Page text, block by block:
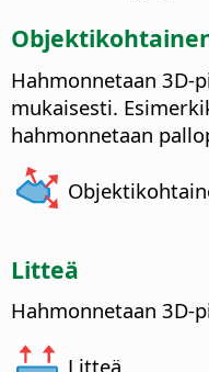
Hahmonnetaan 3D-
mukaisesti.
hahmonnetaan
Litteä
Hahmonnetaan 3D-
Litteä